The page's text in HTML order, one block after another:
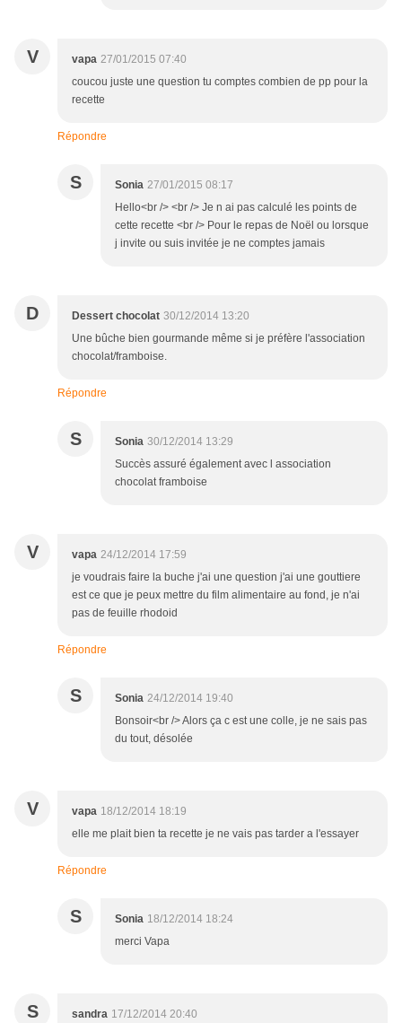
V vapa 27/01/2015 07:40
coucou juste une question tu comptes combien de pp pour la
recette
Répondre
S Sonia 27/01/2015 08:17
Hello<br /> <br /> Je n ai pas calculé les points de
cette recette <br /> Pour le repas de Noël ou lorsque
j invite ou suis invitée je ne comptes jamais
D Dessert chocolat 30/12/2014 13:20
Une bûche bien gourmande même si je préfère l'association
chocolat/framboise.
Répondre
S Sonia 30/12/2014 13:29
Succès assuré également avec l association
chocolat framboise
V vapa 24/12/2014 17:59
je voudrais faire la buche j'ai une question j'ai une gouttiere
est ce que je peux mettre du film alimentaire au fond, je n'ai
pas de feuille rhodoid
Répondre
S Sonia 24/12/2014 19:40
Bonsoir<br /> Alors ça c est une colle, je ne sais pas
du tout, désolée
V vapa 18/12/2014 18:19
elle me plait bien ta recette je ne vais pas tarder a l'essayer
Répondre
S Sonia 18/12/2014 18:24
merci Vapa
S sandra 17/12/2014 20:40